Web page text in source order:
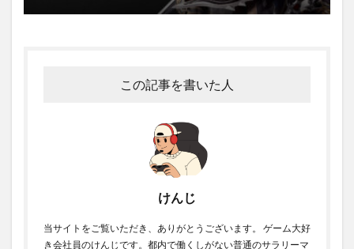
この記事を書いた人
けんじ
当サイトをご覧いただき、ありがとうございます。 ゲーム大好
き会社員のけんじです。都内で働くしがない普通のサラリーマ